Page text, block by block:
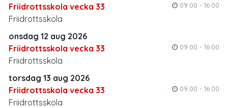
Friidrottsskola vecka 33
09:00 - 16:00
Friidrottsskola
onsdag 12 aug 2026
Friidrottsskola vecka 33
09:00 - 16:00
Friidrottsskola
torsdag 13 aug 2026
Friidrottsskola vecka 33
09:00 - 16:00
Friidrottsskola